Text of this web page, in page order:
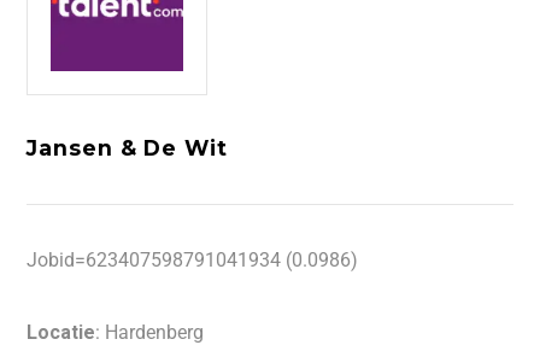
Jansen & De Wit
Jobid=623407598791041934 (0.0986)
Locatie: Hardenberg